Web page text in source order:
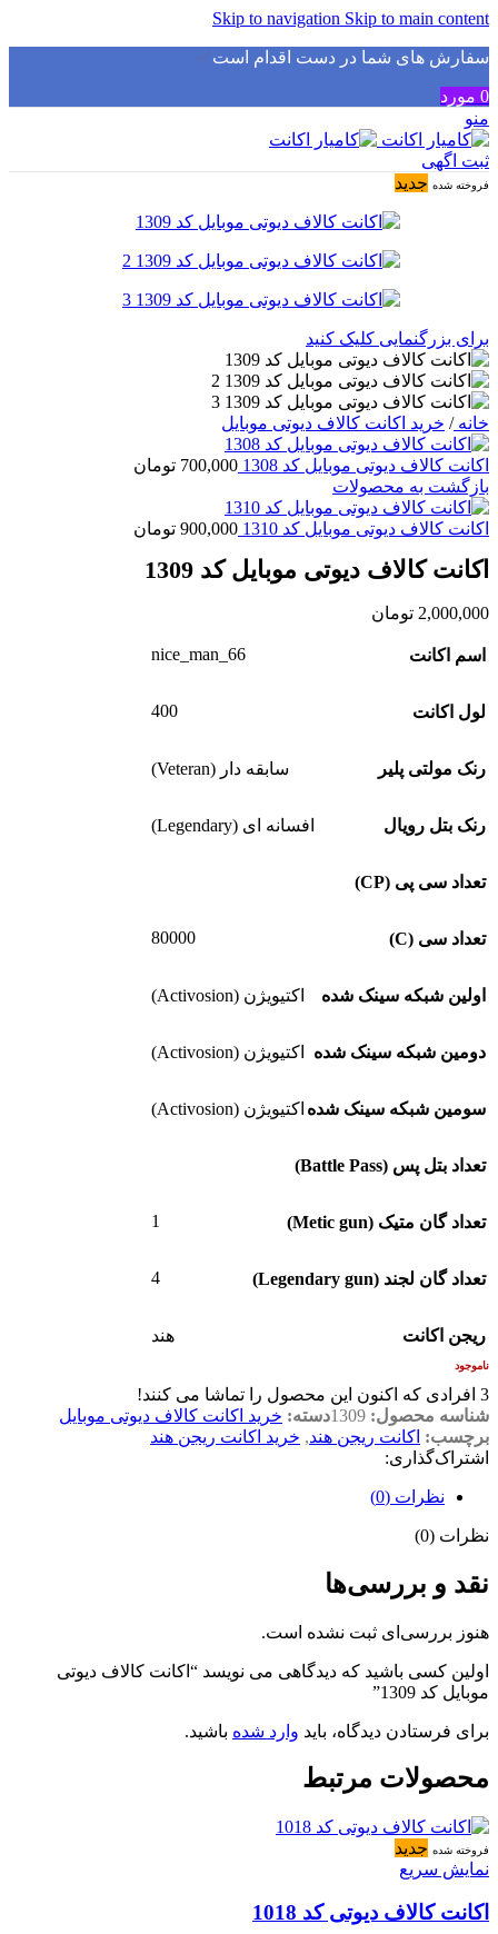
Skip to navigation Skip to main content
سفارش های شما در دست اقدام است✅
0 مورد
منو
ثبت اگهی
فروخته شده جدید
برای بزرگنمایی کلیک کنید
خانه/ خرید اکانت کالاف دیوتی موبایل
اکانت کالاف دیوتی موبایل کد 1308 700,000 تومان
بازگشت به محصولات
اکانت کالاف دیوتی موبایل کد 1310 900,000 تومان
اکانت کالاف دیوتی موبایل کد 1309
2,000,000 تومان
اسم اکانت nice_man_66
لول اکانت 400
رنک مولتی پلیر سابقه دار (Veteran)
رنک بتل رویال افسانه ای (Legendary)
تعداد سی پی (CP)
تعداد سی (C) 80000
اولین شبکه سینک شده اکتیویژن (Activosion)
دومین شبکه سینک شده اکتیویژن (Activosion)
سومین شبکه سینک شده اکتیویژن (Activosion)
تعداد بتل پس (Battle Pass)
تعداد گان متیک (Metic gun) 1
تعداد گان لجند (Legendary gun) 4
ریجن اکانت هند
ناموجود
3 افرادی که اکنون این محصول را تماشا می کنند!
شناسه محصول: 1309دسته: خرید اکانت کالاف دیوتی موبایل
برچسب: اکانت ریجن هند, خرید اکانت ریجن هند
اشتراک‌گذاری:
نظرات (0)
نظرات (0)
نقد و بررسی‌ها
هنوز بررسی‌ای ثبت نشده است.
اولین کسی باشید که دیدگاهی می نویسد “اکانت کالاف دیوتی
موبایل کد 1309”
برای فرستادن دیدگاه، باید وارد شده باشید.
محصولات مرتبط
فروخته شده جدید
نمایش سریع
اکانت کالاف دیوتی کد 1018